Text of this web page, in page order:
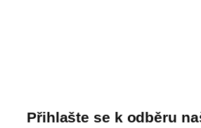
Přihlašte se k odběru